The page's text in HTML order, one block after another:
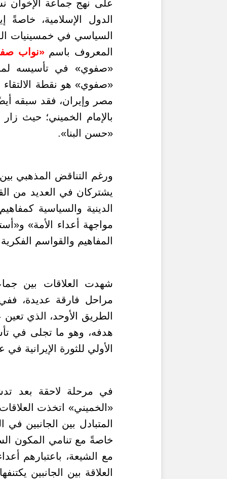
على نهج جماعة الإخوان
الدول الإسلامية، خاصةً
السياسي في خمسينيات
المعروف باسم«نواب
«صفوي» في تأسيسه
«صفوي» هو نقطة الالتقاء
مصر وإيران، فقد سبقه
«حسن البنا».
ورغم التناقض المذهبي
يشتركان في العديد من
الدينية والسياسية
مواجهة أعداء الأمة»
المفاهيم والقواسم
شهدت العلاقات بين
مراحل فارقة عديدة،
الطريق الأوحد، الذي
هدفه، وهو ما تجلى في
الأولي للثورة الإيرانية في عام 1979 ونظام «الولي الفقيه»
في مرحلة لاحقة بعد
«الخميني» اتخذت
المتبادل بين الجانبين
خاصةً مع تنامي المكون
مع الشيعة، باعتبارهم
العلاقة بين الجانبين